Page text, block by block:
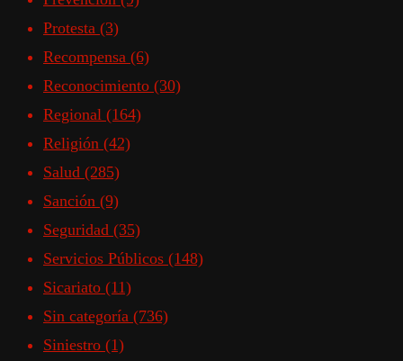
Protesta (3)
Recompensa (6)
Reconocimiento (30)
Regional (164)
Religión (42)
Salud (285)
Sanción (9)
Seguridad (35)
Servicios Públicos (148)
Sicariato (11)
Sin categoría (736)
Siniestro (1)